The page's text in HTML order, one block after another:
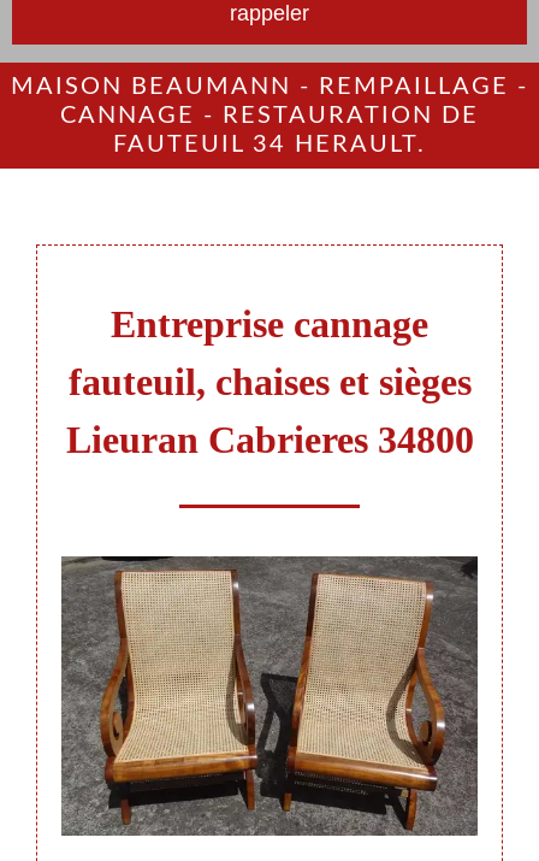
MAISON BEAUMANN - REMPAILLAGE -
CANNAGE - RESTAURATION DE
FAUTEUIL 34 HERAULT.
Entreprise cannage
fauteuil, chaises et sièges
Lieuran Cabrieres 34800